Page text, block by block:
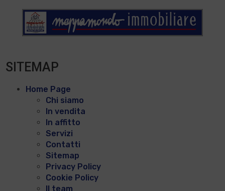
SITEMAP
Home Page
Chi siamo
In vendita
In affitto
Servizi
Contatti
Sitemap
Privacy Policy
Cookie Policy
Il team